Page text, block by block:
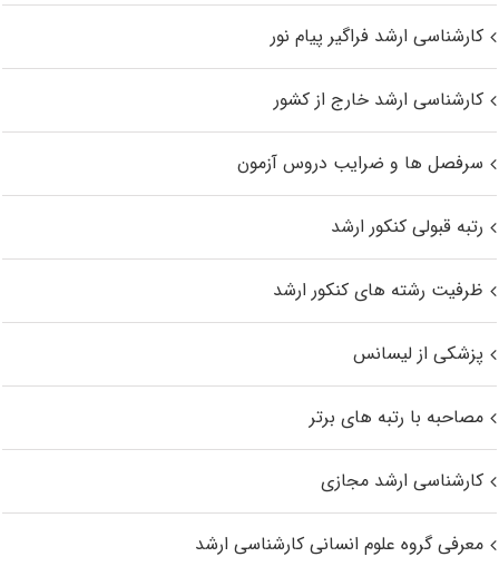
کارشناسی ارشد فراگیر پیام نور
کارشناسی ارشد خارج از کشور
سرفصل ها و ضرایب دروس آزمون
رتبه قبولی کنکور ارشد
ظرفیت رشته های کنکور ارشد
پزشکی از لیسانس
مصاحبه با رتبه های برتر
کارشناسی ارشد مجازی
معرفی گروه علوم انسانی کارشناسی ارشد